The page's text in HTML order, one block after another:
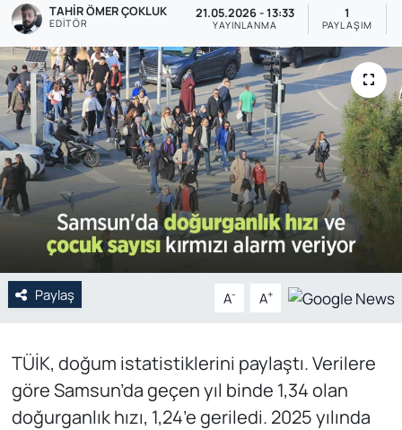
TAHIR ÖMER ÇOKLUK
EDITÖR
21.05.2026 - 13:33
YAYINLANMA
1
PAYLAŞIM
Paylaş A- A+
TÜİK, doğum istatistiklerini paylaştı. Verilere
göre Samsun’da geçen yıl binde 1,34 olan
doğurganlık hızı, 1,24’e geriledi. 2025 yılında
Özel Haber
POLİTİKA
Siyaset
Spor
Web Tv
Yerel